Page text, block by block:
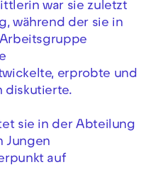
war sie zuletzt
während der sie in
erprobte und
diskutierte.
sie in der Abteilung
Jungen
auf